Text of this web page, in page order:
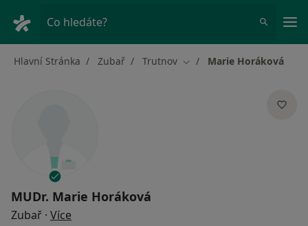
Co hledáte?
Hlavní Stránka Zubař Trutnov Změna města
Marie Horáková
MUDr. Marie Horáková
Zubař · Více